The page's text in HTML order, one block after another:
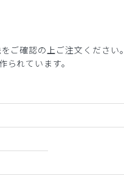
ご確認の上ご注文ください。
れています。